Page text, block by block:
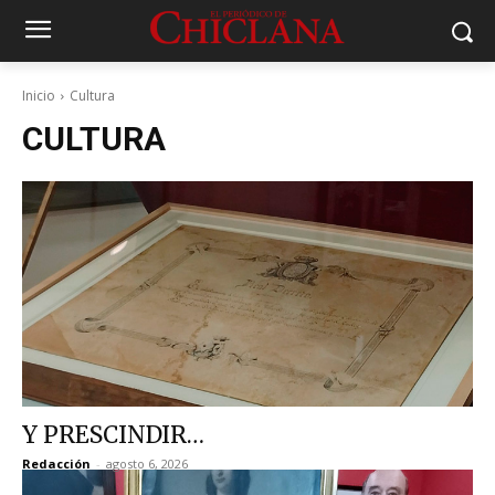
Inicio Cultura
CULTURA
Y PRESCINDIR…
Redacción - agosto 6, 2026